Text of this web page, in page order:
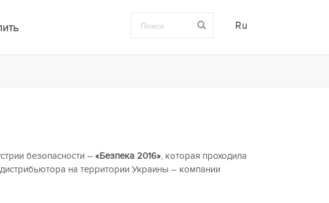
Ru
безопасности – «Безпека 2016», которая проходила
на территории Украины – компании